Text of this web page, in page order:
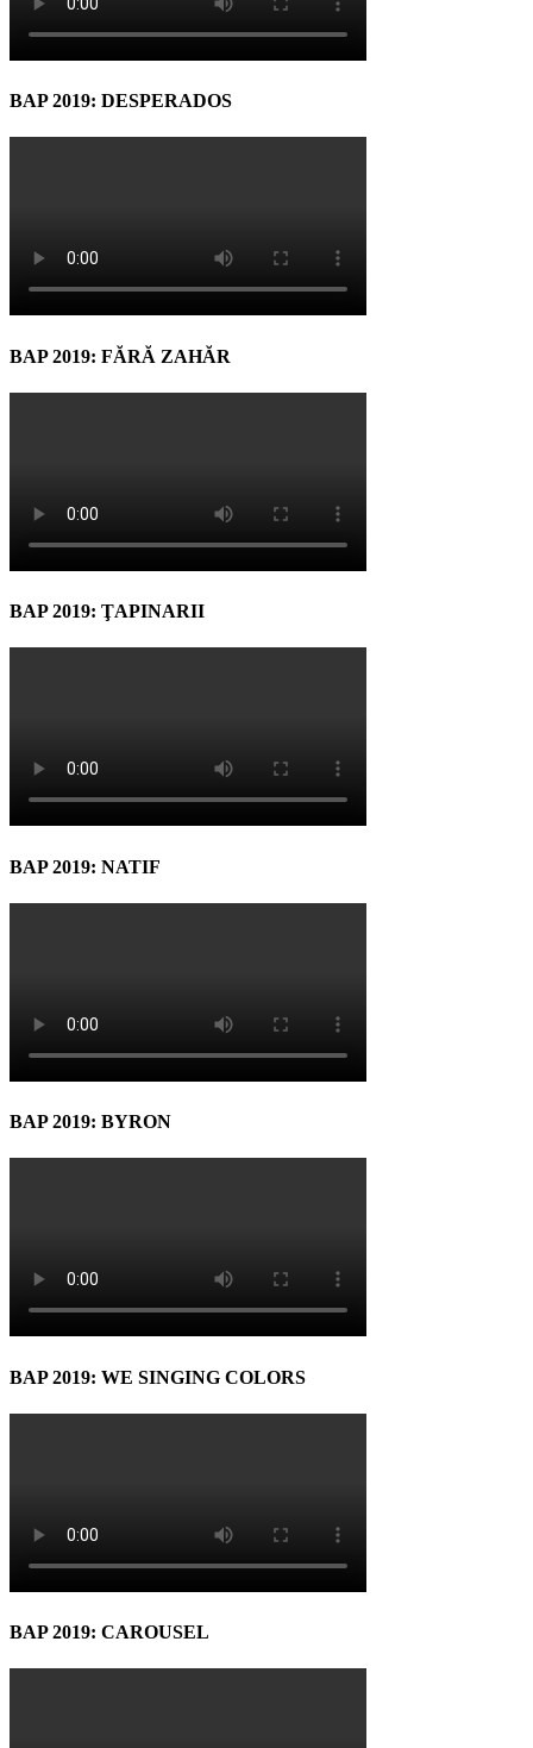
BAP 2019: DESPERADOS
BAP 2019: FĂRĂ ZAHĂR
BAP 2019: ŢAPINARII
BAP 2019: NATIF
BAP 2019: BYRON
BAP 2019: WE SINGING COLORS
BAP 2019: CAROUSEL